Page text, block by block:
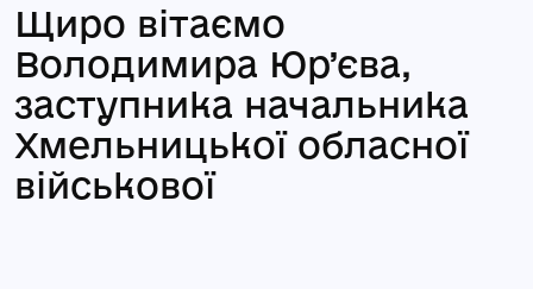
Щиро вітаємо
Володимира Юр’єва,
заступника начальника
Хмельницької обласної
військової